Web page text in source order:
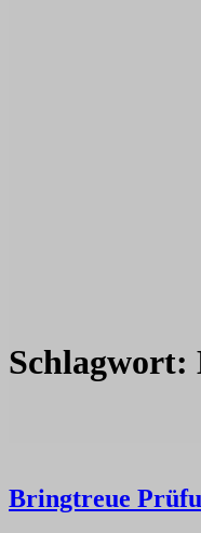
Schlagwort:
Bringtreue